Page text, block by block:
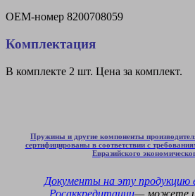
OEM-номер 8200708059
Комплектация
В комплекте 2 шт. Цена за комплект.
Пружины и другие компоненты
сертифицированы в соответствии с
Евразийского
Документы на эту продукцию
Росаккредитации— можете